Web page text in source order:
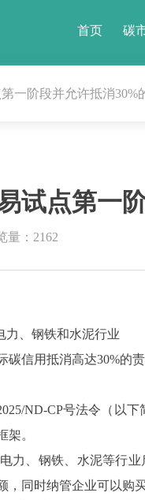
首页 碳
试点第一
力、钢铁和水泥行业
碳信用抵消高达30%的
ND-CP号法令（以下
架。
、钢铁、水泥等行业
，同时纳管企业可以购
量： 2162
一阶段并允许抵消30%